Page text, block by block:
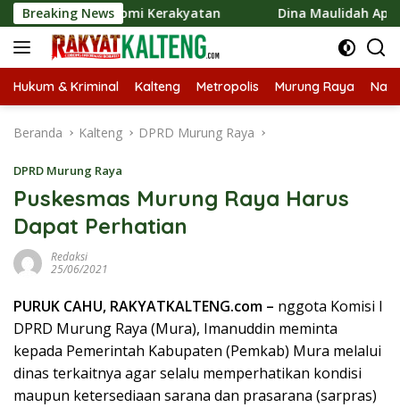
Langsung
ke
konten
Breaking News
Ekonomi Kerakyatan Dina Maulidah Apresiasi
Hukum & Kriminal Kalteng Metropolis Murung Raya
Beranda Kalteng DPRD Murung Raya
DPRD Murung Raya
Puskesmas Murung Raya Harus
Dapat Perhatian
Redaksi
25/06/2021
PURUK CAHU, RAKYATKALTENG.com – nggota Komisi I
DPRD Murung Raya (Mura), Imanuddin meminta
kepada Pemerintah Kabupaten (Pemkab) Mura melalui
dinas terkaitnya agar selalu memperhatikan kondisi
maupun ketersediaan sarana dan prasarana (sarpras)